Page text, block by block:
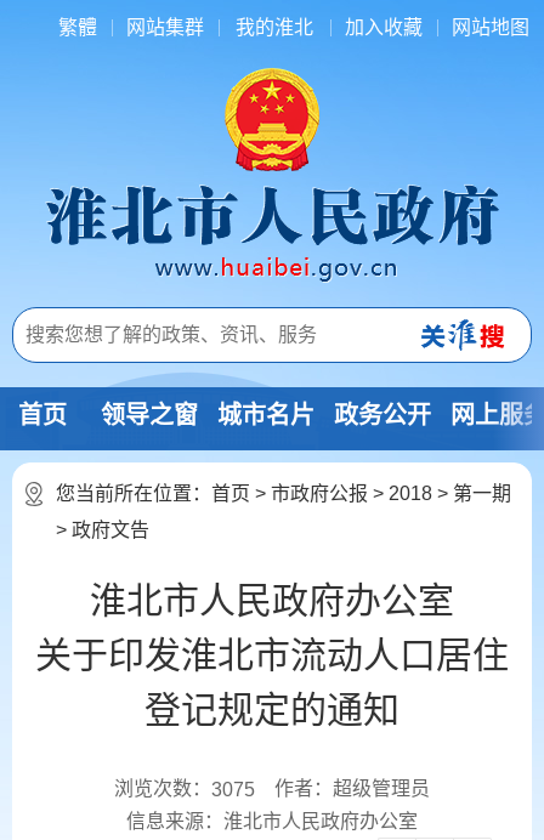
繁體 网站集群 我的淮北 加入收藏 网站地图
首页 领导之窗 城市名片 政务公开 网上服
您当前所在位置： 首页 > 市政府公报 > 2018 > 第一期
> 政府文告
淮北市人民政府办公室
关于印发淮北市流动人口居住
登记规定的通知
浏览次数： 3075
作者：超级管理员
信息来源：淮北市人民政府办公室